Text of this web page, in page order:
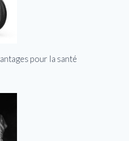
pour la santé